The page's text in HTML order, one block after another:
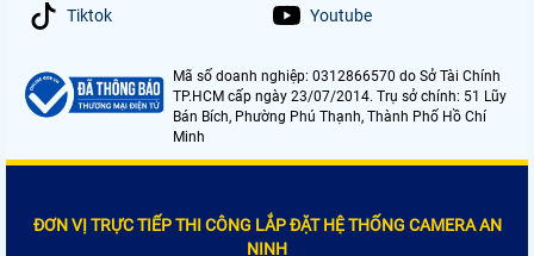
Tiktok Youtube
Mã số doanh nghiệp: 0312866570 do Sở Tài Chính
TP.HCM cấp ngày 23/07/2014. Trụ sở chính: 51 Lũy
Bán Bích, Phường Phú Thạnh, Thành Phố Hồ Chí
Minh
ĐƠN VỊ TRỰC TIẾP THI CÔNG LẮP ĐẶT HỆ THỐNG CAMERA AN
NINH